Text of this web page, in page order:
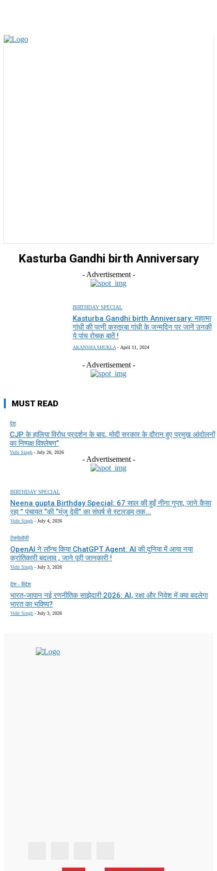
Kasturba Gandhi birth Anniversary
- Advertisement -
BIRTHDAY SPECIAL
Kasturba Gandhi birth Anniversary: महात्मा
गांधी की पत्नी कस्तूरबा गांधी के जन्मदिन पर जानें उनकी
ये पांच रोचक बातें !
AKANSHA SHUKLA - April 11, 2024
- Advertisement -
MUST READ
देश
CJP के हालिया विरोध प्रदर्शन के बाद, मोदी सरकार के दौरान हुए प्रमुख आंदोलनों
का निष्पक्ष विश्लेषण”
Vidit Singh - July 26, 2026
- Advertisement -
BIRTHDAY SPECIAL
Neena gupta Birthday Special: 67 साल की हुईं नीना गुप्ता, जाने कैसा
रहा ” पंचायत “की “मंजु देवी” का संघर्ष से स्टारडम तक...
Vidit Singh - July 4, 2026
टेक्नोलॉजी
OpenAI ने लॉन्च किया ChatGPT Agent: AI की दुनिया में आया नया
क्रांतिकारी बदलाव , जाने पूरी जानकारी !
Vidit Singh - July 3, 2026
देश - विदेश
भारत-जापान नई रणनीतिक साझेदारी 2026: AI, रक्षा और निवेश में क्या बदलेगा
भारत का भविष्य?
Vidit Singh - July 3, 2026